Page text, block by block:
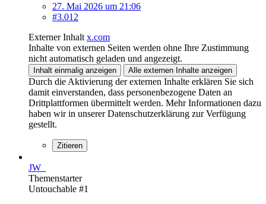
27. Mai 2026 um 21:06
#3.012
Externer Inhalt x.com
Inhalte von externen Seiten werden ohne Ihre Zustimmung
nicht automatisch geladen und angezeigt.
Inhalt einmalig anzeigen Alle externen Inhalte anzeigen
Durch die Aktivierung der externen Inhalte erklären Sie sich
damit einverstanden, dass personenbezogene Daten an
Drittplattformen übermittelt werden. Mehr Informationen dazu
haben wir in unserer Datenschutzerklärung zur Verfügung
gestellt.
Zitieren
JW_
Themenstarter
Untouchable #1